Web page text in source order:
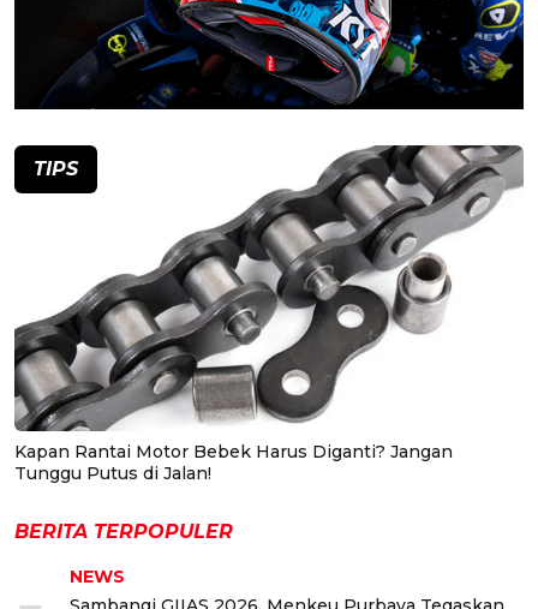
TIPS
Kapan Rantai Motor Bebek Harus Diganti? Jangan
Tunggu Putus di Jalan!
BERITA TERPOPULER
NEWS